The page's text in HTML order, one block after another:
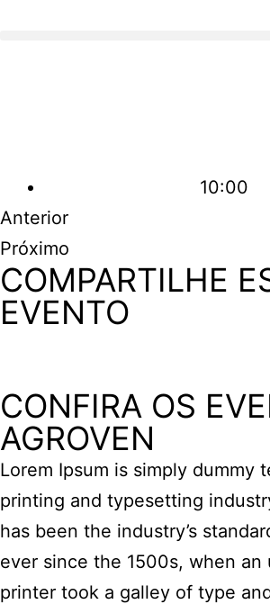
10:00
Anterior
Próximo
COMPARTILHE
EVENTO
CONFIRA OS
AGROVEN
Lorem Ipsum is simply dummy
printing and typesetting
has been the industry’s
ever since the 1500s, when an
printer took a galley of type